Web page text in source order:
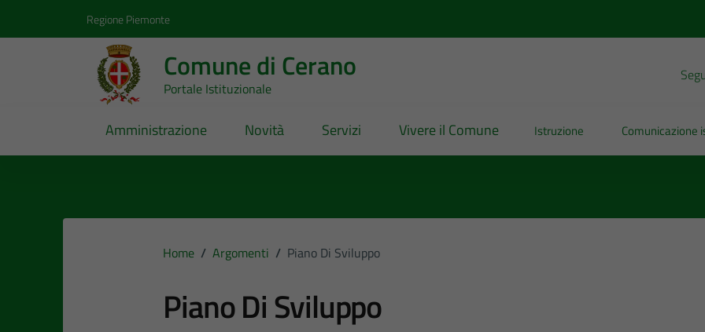
Regione Piemonte
Comune di Cerano
Portale Istituzionale
Amministrazione Novità Servizi Vivere il Comune Istruzione Comunicazione
Home / Argomenti / Piano Di Sviluppo
Piano Di Sviluppo